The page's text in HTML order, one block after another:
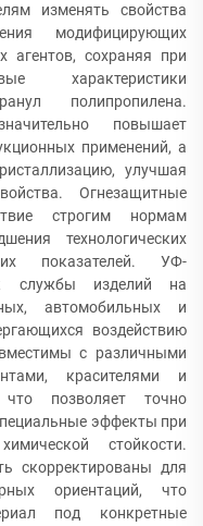
изменять свойства
модифицирующих
агентов, сохраняя при
характеристики
полипропилена.
повышает
применений, а
улучшая
Огнезащитные
строгим нормам
технологических
показателей. УФ-
службы изделий на
автомобильных и
воздействию
с различными
красителями и
что позволяет точно
эффекты при
стойкости.
скорректированы для
ориентаций, что
под конкретные